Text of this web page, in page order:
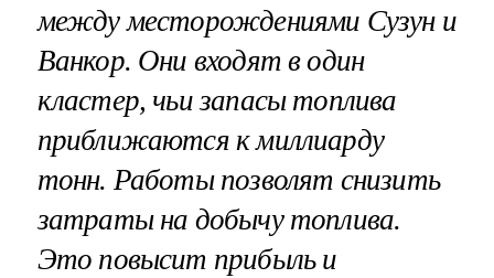
между месторождениями Сузун и
Ванкор. Они входят в один
кластер, чьи запасы топлива
приближаются к миллиарду
тонн. Работы позволят снизить
затраты на добычу топлива.
Это повысит прибыль и